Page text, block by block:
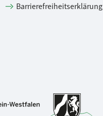
Barrierefreiheitserklärung